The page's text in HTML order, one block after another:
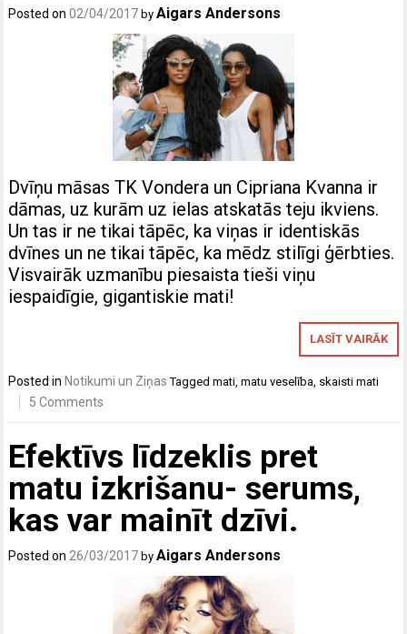
Posted on02/04/2017 byAigars Andersons
Dvīņu māsas TK Vondera un Cipriana Kvanna ir
dāmas, uz kurām uz ielas atskatās teju ikviens.
Un tas ir ne tikai tāpēc, ka viņas ir identiskās
dvīnes un ne tikai tāpēc, ka mēdz stilīgi ģērbties.
Visvairāk uzmanību piesaista tieši viņu
iespaidīgie, gigantiskie mati!
LASĪT VAIRĀK
Posted in Notikumi un Ziņas Taggedmati,matu veselība, skaisti mati
5 Comments
Efektīvs līdzeklis pret
matu izkrišanu- serums,
kas var mainīt dzīvi.
Posted on 26/03/2017 byAigars Andersons